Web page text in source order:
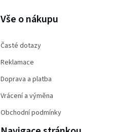
Vše o nákupu
Časté dotazy
Reklamace
Doprava a platba
Vrácení a výměna
Obchodní podmínky